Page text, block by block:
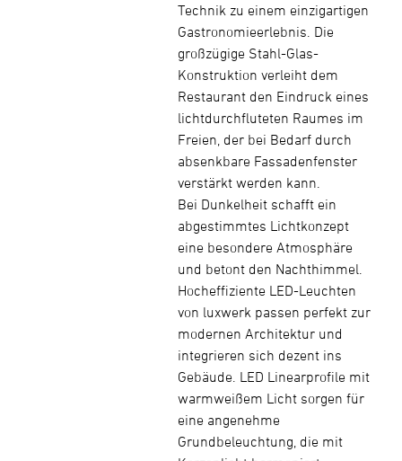
Technik zu einem einzigartigen
Gastronomieerlebnis. Die
großzügige Stahl-Glas-
Konstruktion verleiht dem
Restaurant den Eindruck eines
lichtdurchfluteten Raumes im
Freien, der bei Bedarf durch
absenkbare Fassadenfenster
verstärkt werden kann.
Bei Dunkelheit schafft ein
abgestimmtes Lichtkonzept
eine besondere Atmosphäre
und betont den Nachthimmel.
Hocheffiziente LED-Leuchten
von luxwerk passen perfekt zur
modernen Architektur und
integrieren sich dezent ins
Gebäude. LED Linearprofile mit
warmweißem Licht sorgen für
eine angenehme
Grundbeleuchtung, die mit